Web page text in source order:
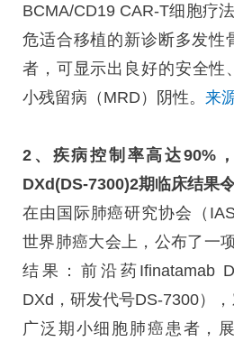
BCMA/CD19 CAR-T细胞疗
危适合移植的新诊断多发性
者，可显示出良好的安全性
小残留病（MRD）阴性。 来
2、疾病控制率高达90%
DXd(DS-7300)2期临床结果
在由国际肺癌研究协会（
世界肺癌大会上，公布了一
结果：前沿药Ifinatamab
DXd，研发代号DS-7300）
广泛期小细胞肺癌患者，